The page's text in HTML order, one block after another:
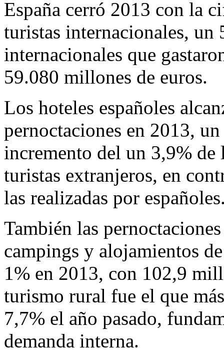
España cerró 2013 con la
turistas internacionales, un
internacionales que
59.080 millones de euros.
Los hoteles españoles
pernoctaciones en 2013,
incremento del un 3,9% de
turistas extranjeros, en
las realizadas por
También las
campings y alojamientos
1% en 2013, con 102,9
turismo rural fue el que
7,7% el año pasado,
demanda interna.